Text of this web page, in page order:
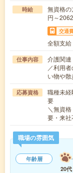
時給
無資格
円～
交通
全額支給
仕事内容
介護関連
／利用
い物や
応募資格
職種未経
要
＼無資
要・来
職場の雰囲気
年齢層
20代